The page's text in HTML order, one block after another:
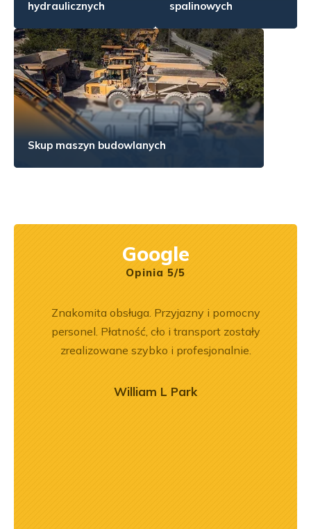
hydraulicznych spalinowych
Skup maszyn budowlanych
Google
Opinia 5/5
Znakomita obsługa. Przyjazny i pomocny
personel. Płatność, cło i transport zostały
zrealizowane szybko i profesjonalnie.
William L Park